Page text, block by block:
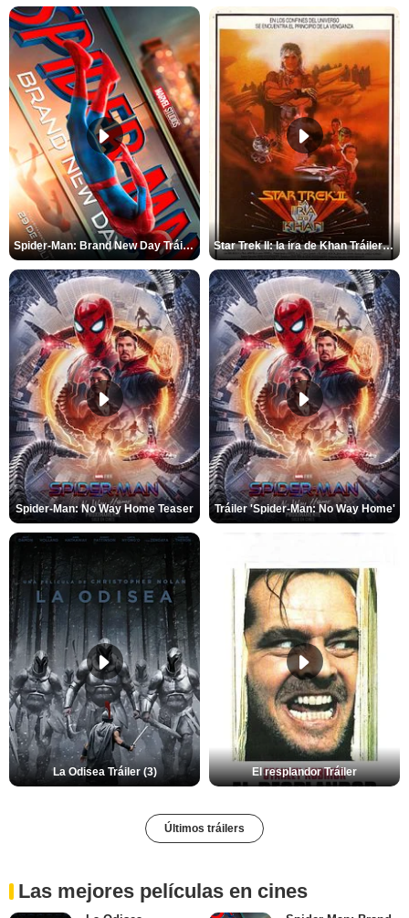
Spider-Man: Brand New Day Tráiler (3) Star Trek II: la ira de Khan Tráiler VO
Spider-Man: No Way Home Teaser Tráiler 'Spider-Man: No Way Home'
La Odisea Tráiler (3) El resplandor Tráiler
Últimos tráilers
Las mejores películas en cines